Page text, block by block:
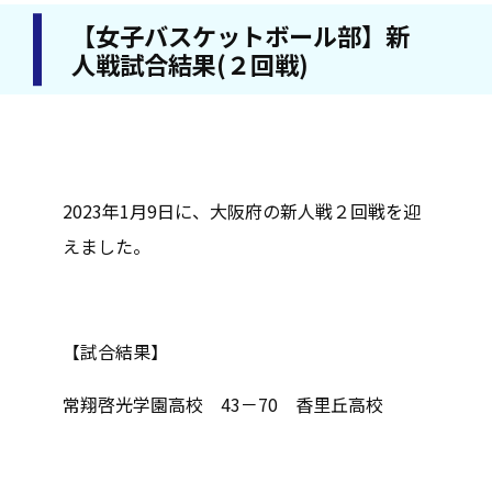
【女子バスケットボール部】新
人戦試合結果(２回戦)
2023年1月9日に、大阪府の新人戦２回戦を迎
えました。
【試合結果】
常翔啓光学園高校 43－70 香里丘高校